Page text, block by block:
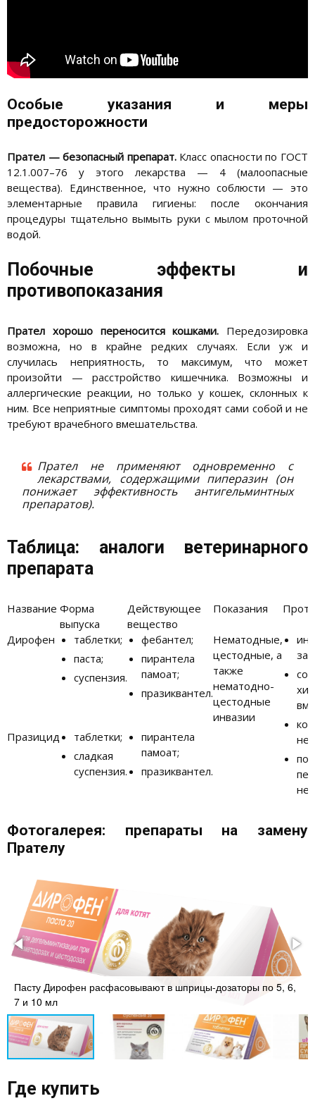
Особые указания и меры
предосторожности
Прател — безопасный препарат.Класс опасности по ГОСТ
12.1.007–76 у этого лекарства — 4 (малоопасные
вещества). Единственное, что нужно соблюсти — это
элементарные правила гигиены: после окончания
процедуры тщательно вымыть руки с мылом проточной
водой.
Побочные эффекты и
противопоказания
Прател хорошо переносится кошками. Передозировка
возможна, но в крайне редких случаях. Если уж и
случилась неприятность, то максимум, что может
произойти — расстройство кишечника. Возможны и
аллергические реакции, но только у кошек, склонных к
ним. Все неприятные симптомы проходят сами собой и не
требуют врачебного вмешательства.
Прател не применяют одновременно с
лекарствами, содержащими пиперазин (он
понижает эффективность антигельминтных
препаратов).
Таблица: аналоги ветеринарного
препарата
Название Форма
выпуска
Действующее
вещество
Показания
Дирофен
таблетки;
паста;
суспензия.
фебантел;
пирантела
памоат;
празиквантел.
Нематодные,
цестодные, а
также
нематодно-
цестодные
инвазии
Празицид
таблетки;
сладкая
суспензия.
пирантела
памоат;
празиквантел.
Фотогалерея: препараты на замену
Прателу
Пасту Дирофен расфасовывают в шприцы-дозаторы по 5, 6,
7 и 10 мл
Где купить